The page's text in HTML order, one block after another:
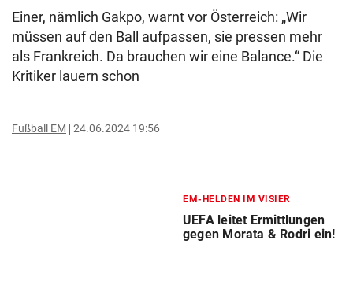
Einer, nämlich Gakpo, warnt vor Österreich: „Wir
müssen auf den Ball aufpassen, sie pressen mehr
als Frankreich. Da brauchen wir eine Balance.“ Die
Kritiker lauern schon
Fußball EM 24.06.2024 19:56
EM-HELDEN IM VISIER
UEFA leitet Ermittlungen
gegen Morata & Rodri ein!